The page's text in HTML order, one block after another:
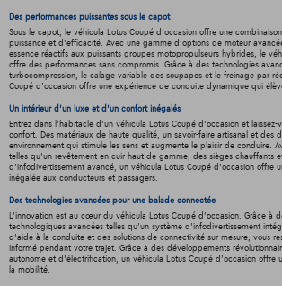
Des performances puissantes sous le capot
Sous le capot, le véhicula Lotus Coupé d'occasion offre une
puissance et d'efficacité. Avec une gamme d'options de moteur
essence réactifs aux puissants groupes motopropulseurs hybrides, le
offre des performances sans compromis. Grâce à des technologies
turbocompression, le calage variable des soupapes et le freinage par
Coupé d'occasion offre une expérience de conduite dynamique qui
Un intérieur d’un luxe et d’un confort inégalés
Entrez dans l'habitacle d'un véhicula Lotus Coupé d'occasion et
confort. Des matériaux de haute qualité, un savoir-faire artisanal et des
environnement qui stimule les sens et augmente le plaisir de conduire.
telles qu'un revêtement en cuir haut de gamme, des sièges chauffants
d'infodivertissement avancé, un véhicula Lotus Coupé d'occasion offre
inégalée aux conducteurs et passagers.
Des technologies avancées pour une balade connectée
L'innovation est au cœur du véhicula Lotus Coupé d'occasion. Grâce à
technologiques avancées telles qu'un système d'infodivertissement
d'aide à la conduite et des solutions de connectivité sur mesure, vous
informé pendant votre trajet. Grâce à des développements
autonome et d'électrification, un véhicula Lotus Coupé d'occasion offre
la mobilité.